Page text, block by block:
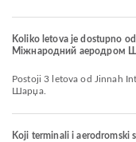
Koliko letova je dostupno
Міжнародний аеродром
Postoji 3 letova od Jinnah International Airport do Міжнародний аеродром
Шарџа.
Koji terminali i aerodromski